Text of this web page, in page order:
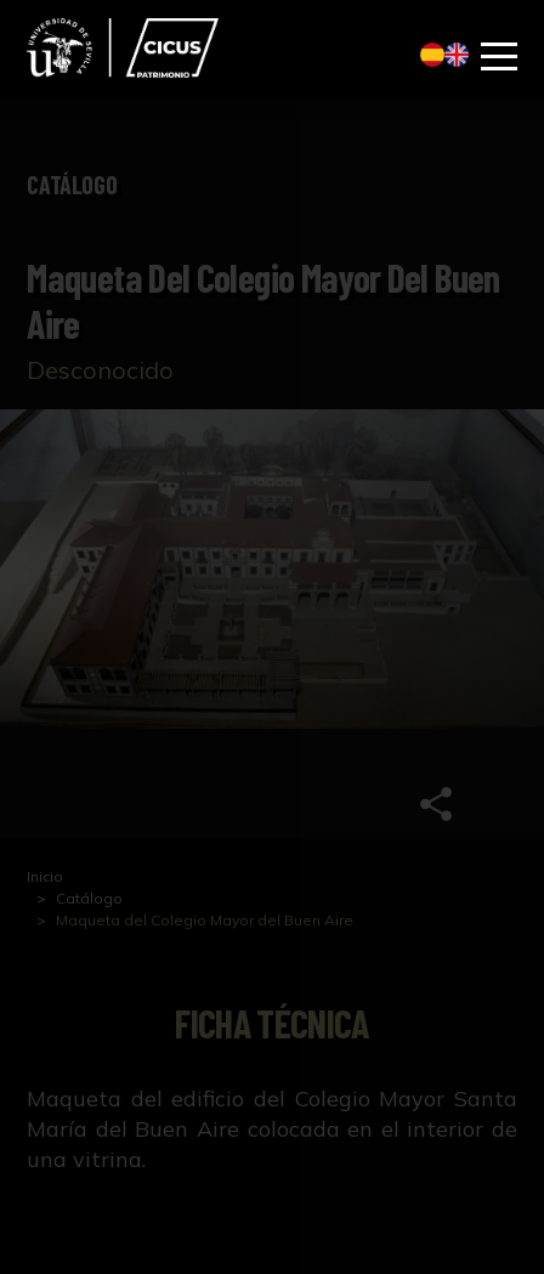
CATÁLOGO
Maqueta Del Colegio Mayor Del Buen
Aire
Desconocido
Inicio
Catálogo
Maqueta del Colegio Mayor del Buen Aire
FICHA TÉCNICA
Maqueta del edificio del Colegio Mayor Santa
María del Buen Aire colocada en el interior de
una vitrina.